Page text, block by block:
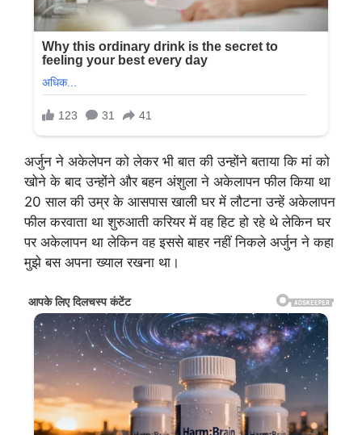
अर्जुन ने अकेलेपन को लेकर भी बात की उन्होंने बताया कि मां को
खोने के बाद उन्होंने और बहन अंशुला ने अकेलापन फील किया था
20 साल की उम्र के आसपास खाली घर में लौटना उन्हें अकेलापन
फील करवाता था शुरुआती करियर में वह हिट हो रहे थे लेकिन घर
पर अकेलापन था लेकिन वह इससे बाहर नहीं निकले अर्जुन ने कहा
मुझे बस अपना ख्याल रखना था।